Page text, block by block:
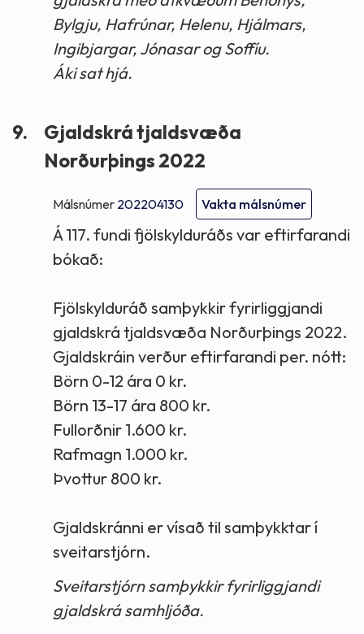
Bylgju, Hafrúnar, Helenu, Hjálmars,
Ingibjargar, Jónasar og Soffíu.
Áki sat hjá.
9.
Gjaldskrá tjaldsvæða
Norðurþings 2022
Málsnúmer 202204130 Vakta málsnúmer
Á 117. fundi fjölskylduráðs var eftirfarandi
bókað:
Fjölskylduráð samþykkir fyrirliggjandi
gjaldskrá tjaldsvæða Norðurþings 2022.
Gjaldskráin verður eftirfarandi per. nótt:
Börn 0-12 ára 0 kr.
Börn 13-17 ára 800 kr.
Fullorðnir 1.600 kr.
Rafmagn 1.000 kr.
Þvottur 800 kr.
Gjaldskránni er vísað til samþykktar í
sveitarstjórn.
Sveitarstjórn samþykkir fyrirliggjandi
gjaldskrá samhljóða.